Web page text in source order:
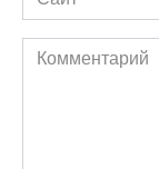
Комментарий